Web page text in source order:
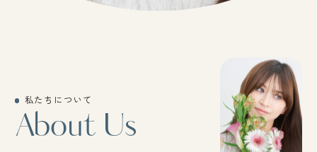
私たちについて
About Us